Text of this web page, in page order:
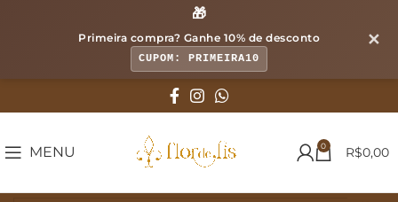
🎁
Primeira compra? Ganhe 10% de desconto
CUPOM: PRIMEIRA10
✕
MENU 0 R$0,00